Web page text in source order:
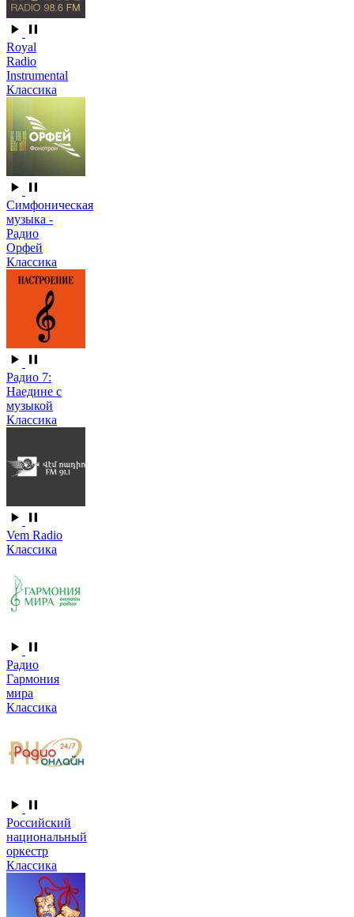
Royal
Radio
Instrumental
Классика
Симфоническая
музыка -
Радио
Орфей
Классика
Радио 7:
Наедине с
музыкой
Классика
Vem Radio
Классика
Радио
Гармония
мира
Классика
Российский
национальный
оркестр
Классика